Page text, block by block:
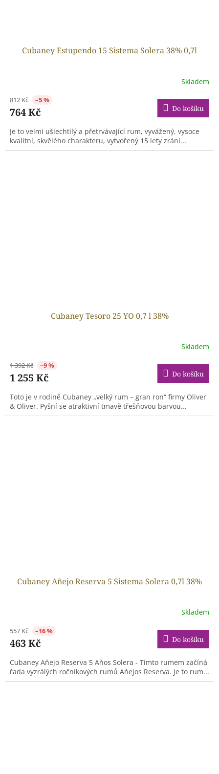
Cubaney Estupendo 15 Sistema Solera 38% 0,7l
Skladem
812 Kč –5 %
764 Kč Do košíku
Je to velmi ušlechtilý a přetrvávající rum, vyvážený, vysoce
kvalitní, skvělého charakteru, vytvořený 15 lety zrání...
Cubaney Tesoro 25 YO 0,7 l 38%
Skladem
1 392 Kč –9 %
1 255 Kč Do košíku
Toto je v rodině Cubaney „velký rum – gran ron“ firmy Oliver
& Oliver. Pyšní se atraktivní tmavě třešňovou barvou...
Cubaney Añejo Reserva 5 Sistema Solera 0,7l 38%
Skladem
557 Kč –16 %
463 Kč Do košíku
Cubaney Aňejo Reserva 5 Aňos Solera - Tímto rumem začíná
řada vyzrálých ročníkových rumů Aňejos Reserva. Je to rum...